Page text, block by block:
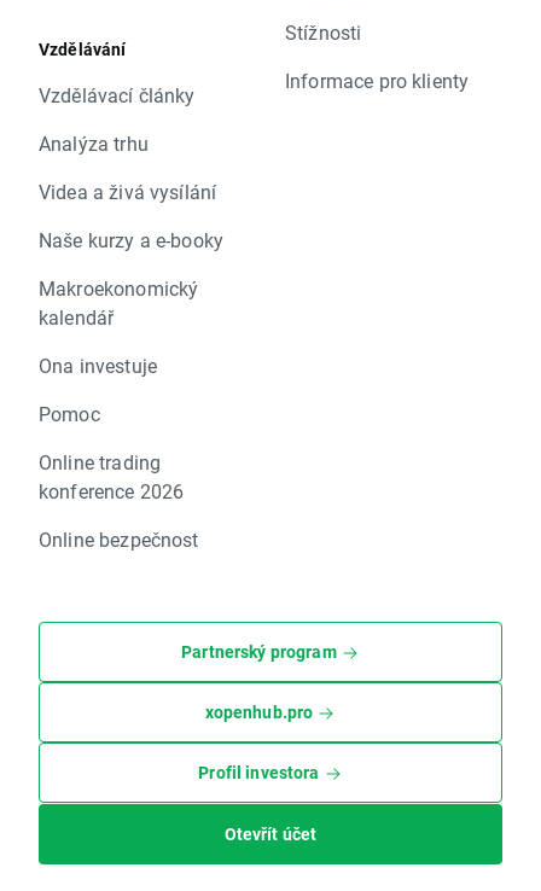
Vzdělávání
Vzdělávací články
Analýza trhu
Videa a živá vysílání
Naše kurzy a e-booky
Makroekonomický
kalendář
Ona investuje
Pomoc
Online trading
konference 2026
Online bezpečnost
Stížnosti
Informace pro klienty
Partnerský program
xopenhub.pro
Profil investora
Otevřít účet